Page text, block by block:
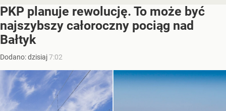
PKP planuje rewolucję. To może być
najszybszy całoroczny pociąg nad
Bałtyk
Dodano:dzisiaj7:02